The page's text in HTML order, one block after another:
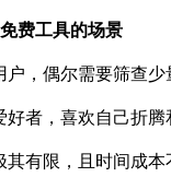
费工具的场景
户，偶尔需要筛查少
好者，喜欢自己折腾
其有限，且时间成本